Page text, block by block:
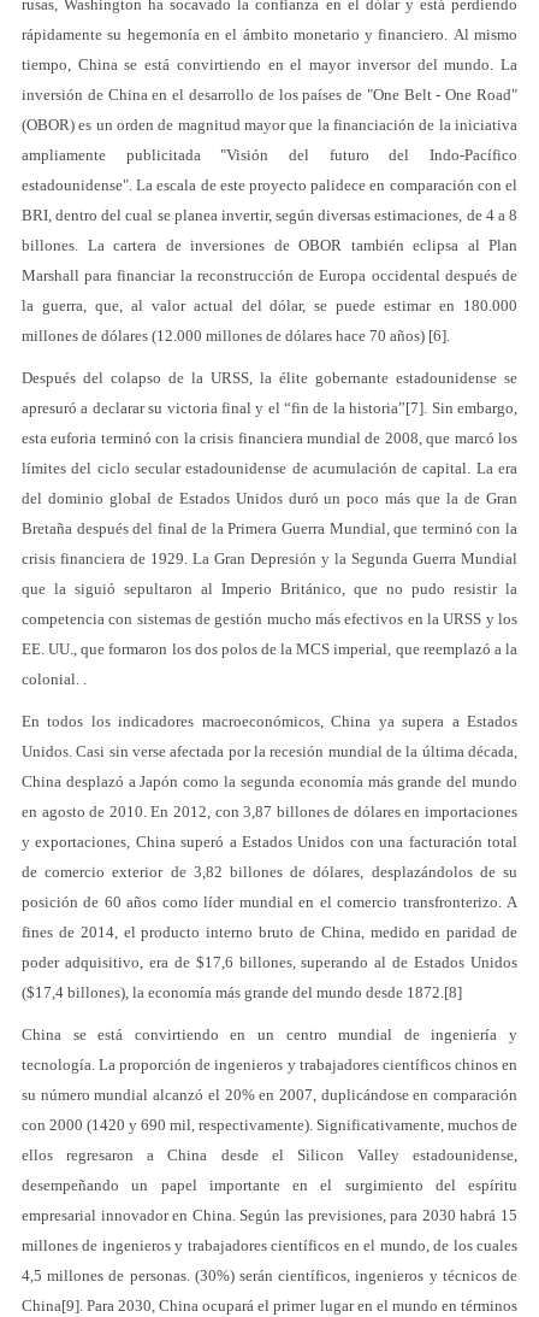
rusas, Washington ha socavado la confianza en el dólar y está perdiendo
rápidamente su hegemonía en el ámbito monetario y financiero. Al mismo
tiempo, China se está convirtiendo en el mayor inversor del mundo. La
inversión de China en el desarrollo de los países de "One Belt - One Road"
(OBOR) es un orden de magnitud mayor que la financiación de la iniciativa
ampliamente publicitada "Visión del futuro del Indo-Pacífico
estadounidense". La escala de este proyecto palidece en comparación con el
BRI, dentro del cual se planea invertir, según diversas estimaciones, de 4 a 8
billones. La cartera de inversiones de OBOR también eclipsa al Plan
Marshall para financiar la reconstrucción de Europa occidental después de
la guerra, que, al valor actual del dólar, se puede estimar en 180.000
millones de dólares (12.000 millones de dólares hace 70 años) [6].
Después del colapso de la URSS, la élite gobernante estadounidense se
apresuró a declarar su victoria final y el “fin de la historia”[7]. Sin embargo,
esta euforia terminó con la crisis financiera mundial de 2008, que marcó los
límites del ciclo secular estadounidense de acumulación de capital. La era
del dominio global de Estados Unidos duró un poco más que la de Gran
Bretaña después del final de la Primera Guerra Mundial, que terminó con la
crisis financiera de 1929. La Gran Depresión y la Segunda Guerra Mundial
que la siguió sepultaron al Imperio Británico, que no pudo resistir la
competencia con sistemas de gestión mucho más efectivos en la URSS y los
EE. UU., que formaron los dos polos de la MCS imperial, que reemplazó a la
colonial. .
En todos los indicadores macroeconómicos, China ya supera a Estados
Unidos. Casi sin verse afectada por la recesión mundial de la última década,
China desplazó a Japón como la segunda economía más grande del mundo
en agosto de 2010. En 2012, con 3,87 billones de dólares en importaciones
y exportaciones, China superó a Estados Unidos con una facturación total
de comercio exterior de 3,82 billones de dólares, desplazándolos de su
posición de 60 años como líder mundial en el comercio transfronterizo. A
fines de 2014, el producto interno bruto de China, medido en paridad de
poder adquisitivo, era de $17,6 billones, superando al de Estados Unidos
($17,4 billones), la economía más grande del mundo desde 1872.[8]
China se está convirtiendo en un centro mundial de ingeniería y
tecnología. La proporción de ingenieros y trabajadores científicos chinos en
su número mundial alcanzó el 20% en 2007, duplicándose en comparación
con 2000 (1420 y 690 mil, respectivamente). Significativamente, muchos de
ellos regresaron a China desde el Silicon Valley estadounidense,
desempeñando un papel importante en el surgimiento del espíritu
empresarial innovador en China. Según las previsiones, para 2030 habrá 15
millones de ingenieros y trabajadores científicos en el mundo, de los cuales
4,5 millones de personas. (30%) serán científicos, ingenieros y técnicos de
China[9]. Para 2030, China ocupará el primer lugar en el mundo en términos